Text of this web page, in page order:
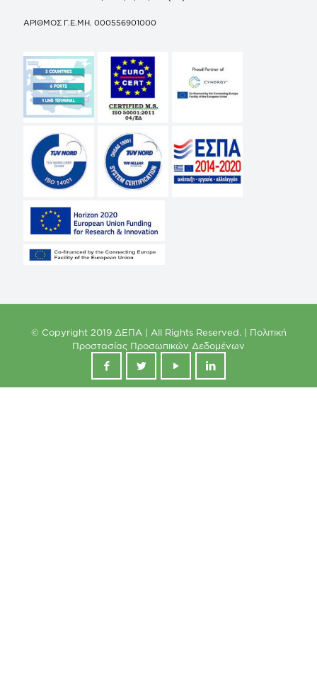
ΑΡΙΘΜΟΣ Γ.Ε.ΜΗ. 000556901000
© Copyright 2019 ΔΕΠΑ | All Rights Reserved. |
Πολιτική
Προστασίας Προσωπικών Δεδομένων